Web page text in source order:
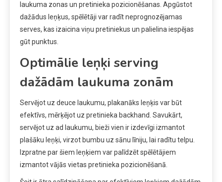
laukuma zonas un pretinieka pozicionēšanas. Apgūstot
dažādus leņķus, spēlētāji var radīt neprognozējamas
serves, kas izaicina viņu pretiniekus un palielina iespējas
gūt punktus.
Optimālie leņķi serving
dažādām laukuma zonām
Servējot uz deuce laukumu, plakanāks leņķis var būt
efektīvs, mērķējot uz pretinieka backhand. Savukārt,
servējot uz ad laukumu, bieži vien ir izdevīgi izmantot
plašāku leņķi, virzot bumbu uz sānu līniju, lai radītu telpu.
Izpratne par šiem leņķiem var palīdzēt spēlētājiem
izmantot vājās vietas pretinieka pozicionēšanā.